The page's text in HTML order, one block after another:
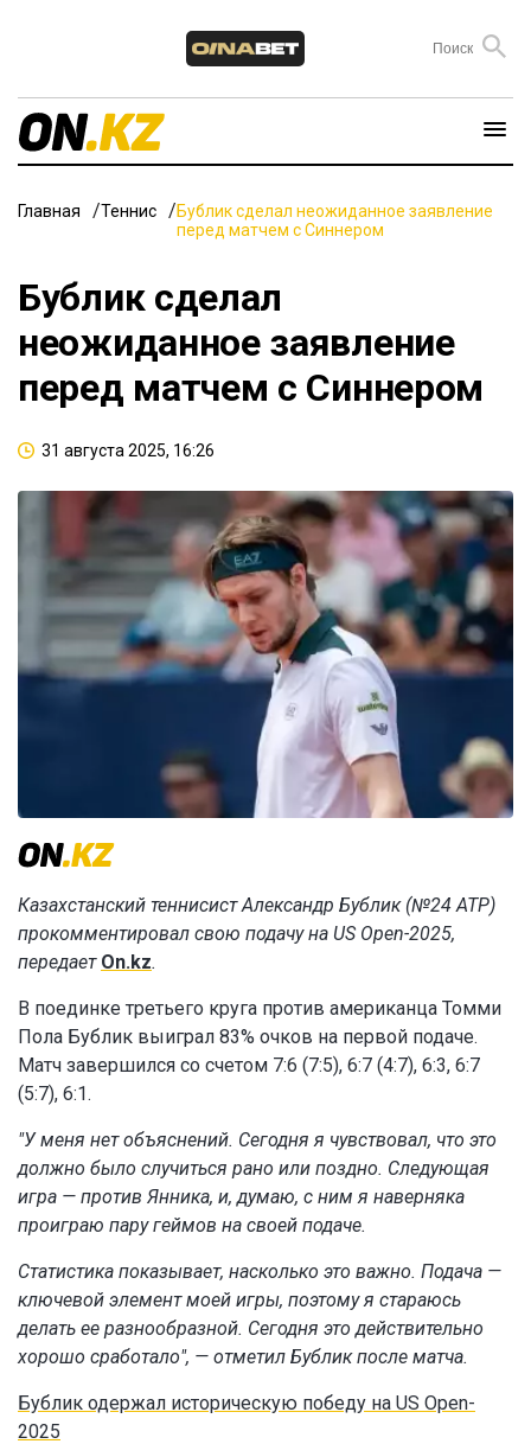
Главная Теннис
Бублик сделал неожиданное заявление
перед матчем с Синнером
Бублик сделал
неожиданное заявление
перед матчем с Синнером
31 августа 2025, 16:26
Казахстанский теннисист Александр Бублик (№24 ATP)
прокомментировал свою подачу на US Open-2025,
передает On.kz.
В поединке третьего круга против американца Томми
Пола Бублик выиграл 83% очков на первой подаче.
Матч завершился со счетом 7:6 (7:5), 6:7 (4:7), 6:3, 6:7
(5:7), 6:1.
"У меня нет объяснений. Сегодня я чувствовал, что это
должно было случиться рано или поздно. Следующая
игра — против Янника, и, думаю, с ним я наверняка
проиграю пару геймов на своей подаче.
Статистика показывает, насколько это важно. Подача —
ключевой элемент моей игры, поэтому я стараюсь
делать ее разнообразной. Сегодня это действительно
хорошо сработало", — отметил Бублик после матча.
Бублик одержал историческую победу на US Open-
2025